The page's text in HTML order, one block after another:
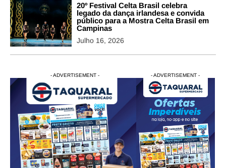
20º Festival Celta Brasil celebra
legado da dança irlandesa e convida
público para a Mostra Celta Brasil em
Campinas
Julho 16, 2026
- ADVERTISEMENT - -
- ADVERTISEMENT - - ADVERTISEMENT -